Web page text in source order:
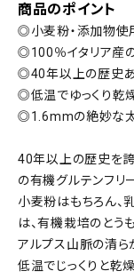
商品のポイント
◎小麦粉・添加物使
◎100％イタリア産
◎40年以上の歴史あ
◎低温でゆっくり乾
◎1.6mmの絶妙な太
40年以上の歴史を誇
の有機グルテンフリ
小麦粉はもちろん、
は、有機栽培のとう
アルプス山脈の清ら
低温でじっくりと乾